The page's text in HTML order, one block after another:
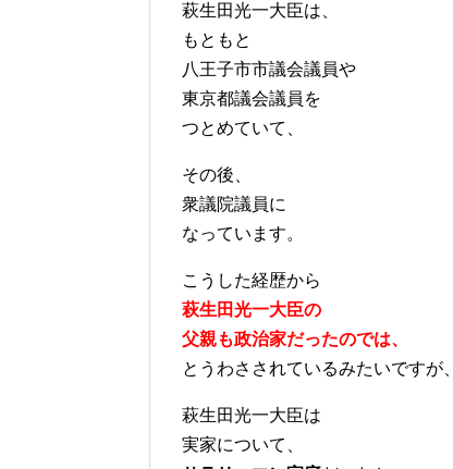
萩生田光一大臣は、
もともと
八王子市市議会議員や
東京都議会議員を
つとめていて、
その後、
衆議院議員に
なっています。
こうした経歴から
萩生田光一大臣の
父親も政治家だったのでは、
とうわさされているみたいですが、
萩生田光一大臣は
実家について、